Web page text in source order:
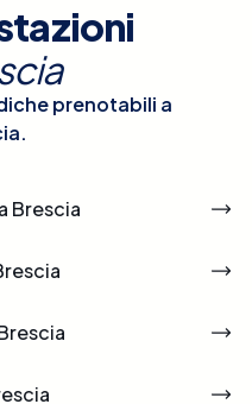
prenotabili a
.
Brescia